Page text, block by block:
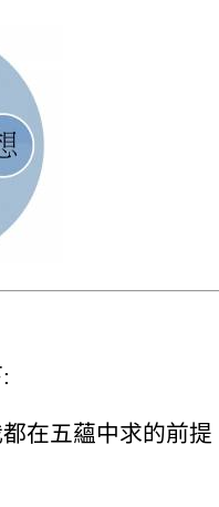
在五蘊中求的前